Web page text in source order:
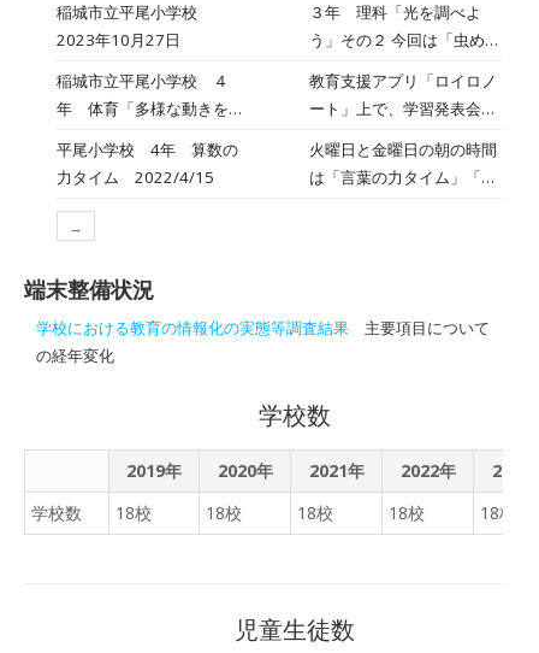
な・・・」と来年度から始
まるクラブ活動を楽しみに
していました。
とめをしていく学習段階に
入りました。 今回はグルー
プで集まって、「学習のゴ
ールの活動」を話し合いま
した。 「タブレットを使っ
て動画でまとめよう！」
「手書きで新聞形式でまと
た。 手話や点字など、あっ
進みました。 １学期にたく
たおかげです。 ありがとう
ございました。
稲城市立平尾小学校
2023年10月27日
３年 理科「光を調べよ
う」その２ 今回は「虫めが
るく、温かくなるのか」を
めあてに、実験方法を考え
る学習でした。 子どもたち
は、「水がたまっていると
う実験方法が出ました。 絵
ていました。
稲城市立平尾小学校 ４
年 体育「多様な動きをつ
年10月04日
教育支援アプリ「ロイロノ
ート」上で、学習発表会を
まとめをして取り組んでい
ます。 友達同士で動画を撮
平尾小学校 4年 算数の
力タイム 2022/4/15
火曜日と金曜日の朝の時間
は「言葉の力タイム」「算
の小プリントをしたり、次
の学習単元のレディネステ
はタブレット端末を使って
東京都教育委員会が作成し
た「東京ベーシック・ドリ
ル」をやりました。 家庭で
もできるので挑戦してみて
です。
→
端末整備状況
学校における教育の情報化の実態等調査結果 主要項目について
の経年変化
学校数
2019年 2020年 2021年 2022年
2023
学校数
18校 18校 18校 18校 18校
児童生徒数